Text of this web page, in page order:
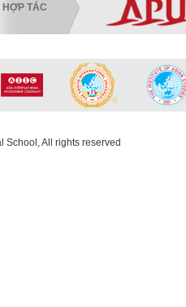
HỢP TÁC
School, All rights reserved